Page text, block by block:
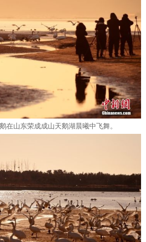
在山东荣成成山天鹅湖晨曦中飞舞。